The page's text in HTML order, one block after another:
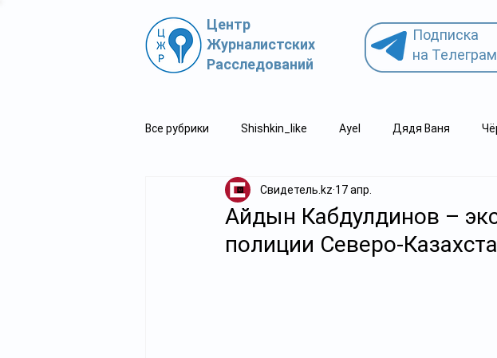
Центр
Журналистских
Расследований
Подписка
на
Все рубрики Shishkin_like Ayel Дядя Ваня
Политпросвет.kz Свидетель.kz
Айдын Кабдулдинов –
полиции Северо-
Свидетель.kz 17 апр.